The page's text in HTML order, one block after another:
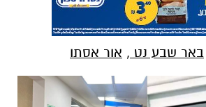
באר שבע נט , אור אסתו